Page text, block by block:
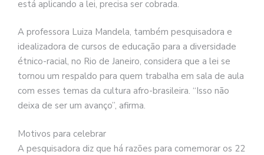
está aplicando a lei, precisa ser cobrada.
A professora Luiza Mandela, também pesquisadora e
idealizadora de cursos de educação para a diversidade
étnico-racial, no Rio de Janeiro, considera que a lei se
tornou um respaldo para quem trabalha em sala de aula
com esses temas da cultura afro-brasileira. “Isso não
deixa de ser um avanço”, afirma.
Motivos para celebrar
A pesquisadora diz que há razões para comemorar os 22